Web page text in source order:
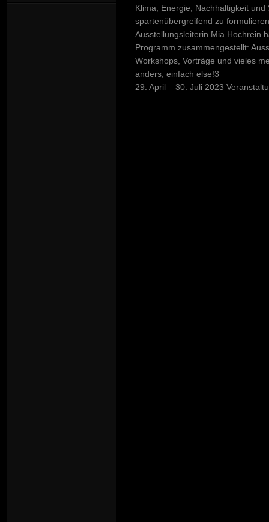
Klima, Energie, Nachhaltigkeit
spartenübergreifend zu
Ausstellungsleiterin Mia Hochrein
Programm zusammengestellt:
Workshops, Vorträge und vieles
anders, einfach else!3
29. April – 30. Juli 2023